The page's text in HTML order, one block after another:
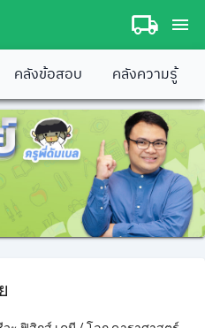
คลังข้อสอบ คลังความรู้